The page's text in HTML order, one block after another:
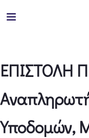
ΕΠΙΣΤΟΛΗ
Υποδομών,